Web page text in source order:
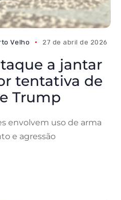
Velho 27 de abril de 2026
a jantar
tentativa de
Trump
envolvem uso de arma
e agressão